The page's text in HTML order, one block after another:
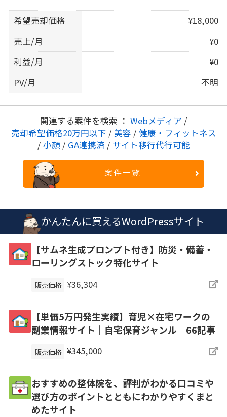
希望売却価格
¥18,000
売上/月
¥0
利益/月
¥0
PV/月
不明
関連する案件を検索 ： Webメディア /
売却希望価格20万円以下 / 美容 / 健康・フィットネス
/ 小顔 / GA連携済 / サイト移行代行可能
案件一覧
かんたんに買えるWordPressサイト
【サムネ生成プロンプト付き】防災・備蓄・
ローリングストック特化サイト
販売価格 ¥36,304
【単価5万円発生実績】育児×在宅ワークの
副業情報サイト｜自宅保育ジャンル｜66記事
販売価格 ¥345,000
おすすめの整体院を、評判がわかる口コミや
選び方のポイントとともにわかりやすくまと
めたサイト